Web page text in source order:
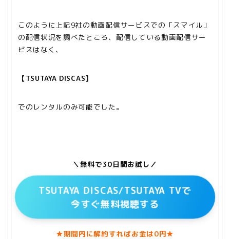
このように上記9社の動画配信サービスでの「スマイル」
の配信状況を調べたところ、配信している動画配信サー
ビスはなく、
【TSUTAYA DISCAS】
でのレンタルのみ可能でした。
＼無料で30日間お試し／
TSUTAYA DISCAS/TSUTAYA TVで
今すぐ無料視聴する
★期間内に解約すればお金は0円★